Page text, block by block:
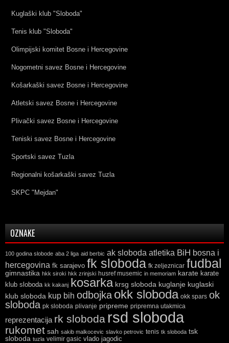
Kuglaški klub "Sloboda"
Tenis klub "Sloboda"
Olimpijski komitet Bosne i Hercegovine
Nogometni savez Bosne i Hercegovine
Košarkaški savez Bosne i Hercegovine
Atletski savez Bosne i Hercegovine
Plivački savez Bosne i Hercegovine
Teniski savez Bosne i Hercegovine
Sportski savez Tuzla
Regionalni košarkaški savez Tuzla
SKPC "Mejdan"
OZNAKE
100 godina slobode aba 2 liga aid berbic ak sloboda atletika BiH bosna i
hercegovina fk sarajevo fk sloboda fk zeljeznicar fudbal
gimnastika hkk siroki hkk zrinjski husref musemic in memoriam karate karate
klub sloboda kk kakanj kosarka krsg sloboda kuglanje kuglaski
klub sloboda kup bih odbojka okk sloboda okk spars ok
sloboda pk sloboda plivanje pripreme pripremna utakmica
reprezentacija rk sloboda rsd sloboda
rukomet sah sakib malkocevic slavko petrovic tenis tk sloboda tsk
sloboda tuzla velimir gasic vlado jagodic